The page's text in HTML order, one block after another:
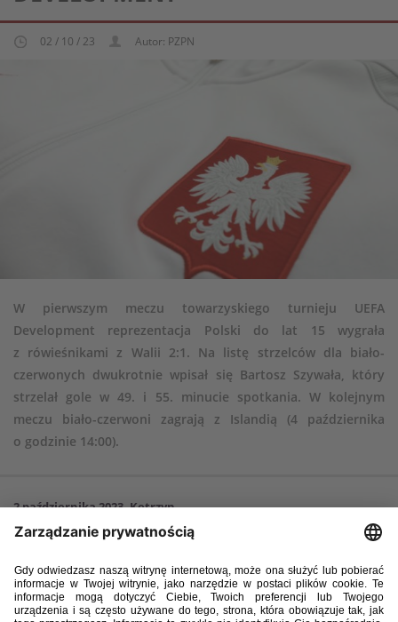
02 / 10 / 23 Autor: PZPN
W pierwszym meczu towarzyskiego turnieju UEFA
Development reprezentacja Polski do lat 15 wygrała
z rówieśnikami z Walii 2:1. Na listę strzelców dla biało-
czerwonych dwukrotnie wpisał się Bartosz Szywała, który
strzelał gole w 49. i 55. minucie spotkania. W kolejnym
meczu biało-czerwoni zagrają z Islandią (4 października
o godzinie 14:00).
2 października 2023, Kętrzyn
Polska – Walia 2:1 (0:1)
Polska: 12. Kuba Bochniarz – 4. Patryk Szuba (59, 5. Igor Dola), 2.
Kacper Cecuła, 19. Aleksander Klimkiewicz (75, 3. Mateusz Moskaluk) –